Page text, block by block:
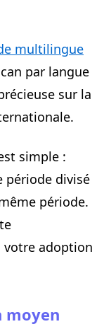
multilingue
par langue
sur la
simple :
période divisé
période.
votre adoption
moyen